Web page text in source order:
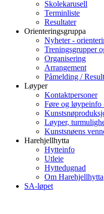
Skolekarusell
Terminliste
Resultater
Orienteringsgruppa
Nyheter -
Treningsgrupper
Organisering
Arrangement
Påmelding /
Løyper
Kontaktpersoner
Føre og
Løyper,
Kunstsnøens
Harehjellhytta
Hytteinfo
Utleie
Hyttedugnad
Om Harehjellhytta
SA-løpet